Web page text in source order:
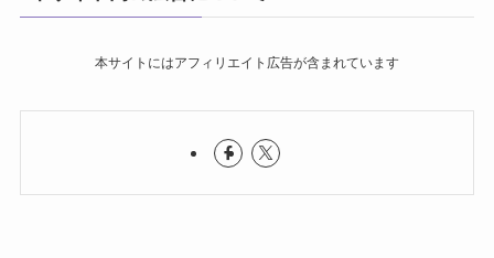
本サイトにはアフィリエイト広告が含まれています